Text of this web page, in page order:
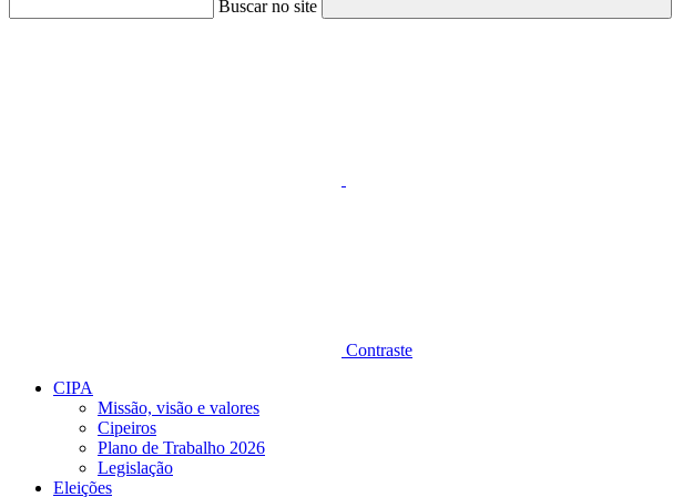
Buscar no site
Buscar
Contraste
CIPA
Missão, visão e valores
Cipeiros
Plano de Trabalho 2026
Legislação
Eleições